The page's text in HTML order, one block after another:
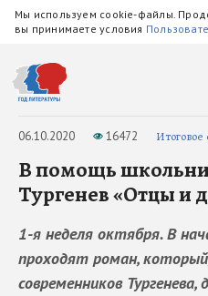
Мы используем cookie-файлы.
вы принимаете условия
06.10.2020 16472
В помощь
Тургенев «Отцы и
1-я неделя октября. В
проходят роман,
современников